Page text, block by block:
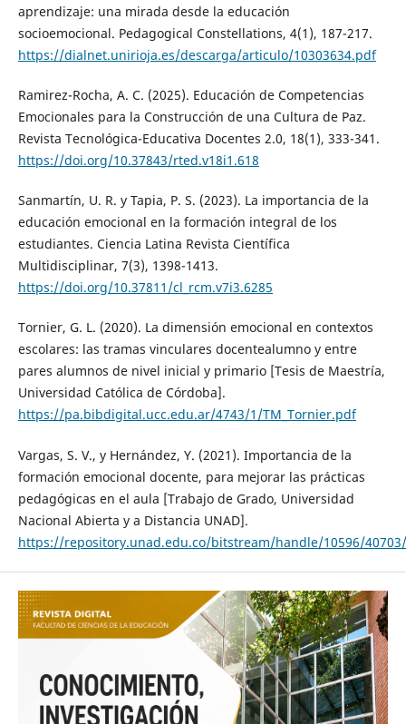
aprendizaje: una mirada desde la educación
socioemocional. Pedagogical Constellations, 4(1), 187-217.
https://dialnet.unirioja.es/descarga/articulo/10303634.pdf
Ramirez-Rocha, A. C. (2025). Educación de Competencias
Emocionales para la Construcción de una Cultura de Paz.
Revista Tecnológica-Educativa Docentes 2.0, 18(1), 333-341.
https://doi.org/10.37843/rted.v18i1.618
Sanmartín, U. R. y Tapia, P. S. (2023). La importancia de la
educación emocional en la formación integral de los
estudiantes. Ciencia Latina Revista Científica
Multidisciplinar, 7(3), 1398-1413.
https://doi.org/10.37811/cl_rcm.v7i3.6285
Tornier, G. L. (2020). La dimensión emocional en contextos
escolares: las tramas vinculares docentealumno y entre
pares alumnos de nivel inicial y primario [Tesis de Maestría,
Universidad Católica de Córdoba].
https://pa.bibdigital.ucc.edu.ar/4743/1/TM_Tornier.pdf
Vargas, S. V., y Hernández, Y. (2021). Importancia de la
formación emocional docente, para mejorar las prácticas
pedagógicas en el aula [Trabajo de Grado, Universidad
Nacional Abierta y a Distancia UNAD].
https://repository.unad.edu.co/bitstream/handle/10596/